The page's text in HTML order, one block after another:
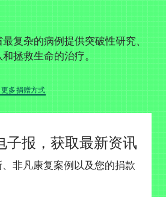
复杂的病例提供突破性研究、
拯救生命的治疗。
更多捐赠方式
子报，获取最新资讯
非凡康复案例以及您的捐款